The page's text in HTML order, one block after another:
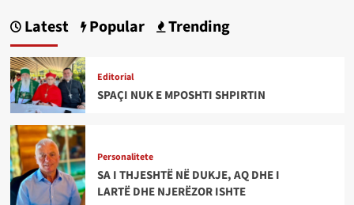
Latest Popular Trending
Editorial
SPAÇI NUK E MPOSHTI SHPIRTIN
Personalitete
SA I THJESHTË NË DUKJE, AQ DHE I
LARTË DHE NJERËZOR ISHTE